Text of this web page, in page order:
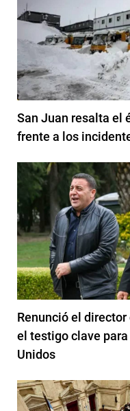
San Juan resalta el
frente a los
Renunció el
el testigo clave
Unidos